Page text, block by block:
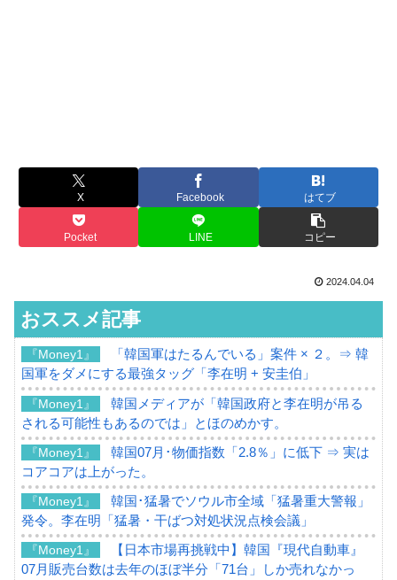
X Facebook はてブ
Pocket LINE コピー
2024.04.04
おススメ記事
『Money1』
「韓国軍はたるんでいる」案件 × ２。⇒ 韓
国軍をダメにする最強タッグ「李在明 + 安圭伯」
『Money1』
韓国メディアが「韓国政府と李在明が吊る
される可能性もあるのでは」とほのめかす。
『Money1』
韓国07月･物価指数「2.8％」に低下 ⇒ 実は
コアコアは上がった。
『Money1』
韓国･猛暑でソウル市全域「猛暑重大警報」
発令。李在明「猛暑・干ばつ対処状況点検会議」
『Money1』
【日本市場再挑戦中】韓国『現代自動車』
07月販売台数は去年のほぼ半分「71台」しか売れなかっ